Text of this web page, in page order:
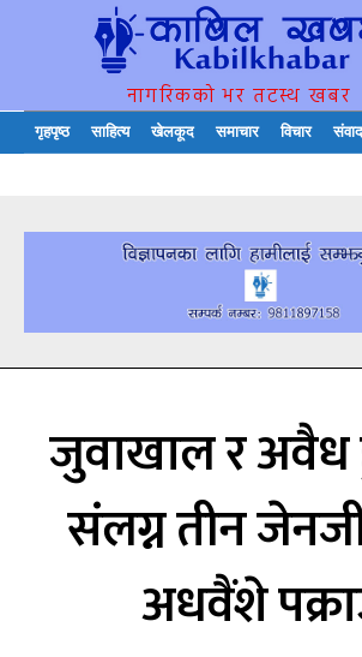
नागरिकको भर तटस्थ खबर
गृहपृष्ठ साहित्य खेलकूद समाचार विचार संवाद
जुवाखाल र अवैध
संलग्न तीन
अधवैंशे